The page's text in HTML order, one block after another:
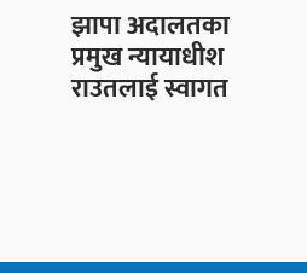
झापा अदालतका
प्रमुख न्यायाधीश
राउतलाई स्वागत